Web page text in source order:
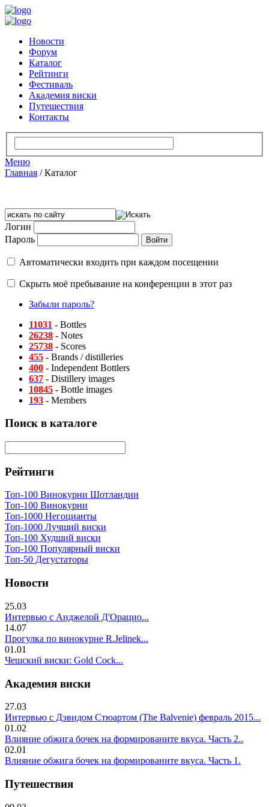
Новости
Форум
Каталог
Рейтинги
Фестиваль
Академия виски
Путешествия
Контакты
Меню
Главная /Каталог
Логин
Пароль
Автоматически входить при каждом посещении
Скрыть моё пребывание на конференции в этот раз
Забыли пароль?
11031 - Bottles
26238 - Notes
25738 - Scores
455 - Brands / distilleries
400 - Independent Bottlers
637 - Distillery images
10845 - Bottle images
193 - Members
Поиск в каталоге
Рейтинги
Топ-100 Винокурни Шотландии
Топ-100 Винокурни
Топ-1000 Негоцианты
Топ-1000 Лучший виски
Топ-100 Худший виски
Топ-100 Популярный виски
Топ-50 Дегустаторы
Новости
25.03
Интервью с Анджелой Д'Орацио...
14.07
Прогулка по винокурне R.Jelinek...
01.01
Чешский виски: Gold Cock...
Академия виски
27.03
Интервью с Дэвидом Стюартом (The Balvenie) февраль 2015...
01.02
Влияние обжига бочек на формированите вкуса. Часть 2..
02.01
Влияние обжига бочек на формированите вкуса. Часть 1.
Путешествия